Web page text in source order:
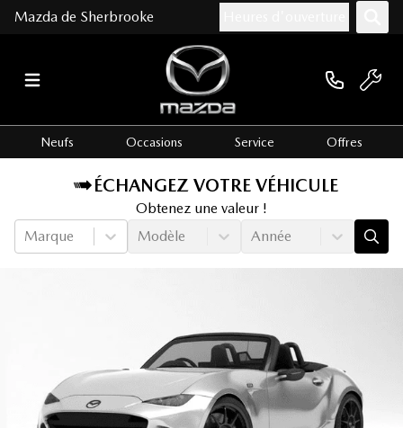
Mazda de Sherbrooke
Neufs Occasions Service Offres
ÉCHANGEZ VOTRE VÉHICULE
Obtenez une valeur !
Marque
Modèle Année